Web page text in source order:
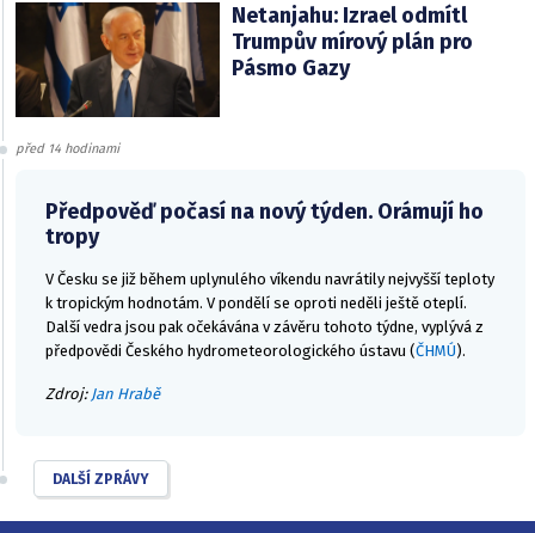
Netanjahu: Izrael odmítl
Trumpův mírový plán pro
Pásmo Gazy
před 14 hodinami
Předpověď počasí na nový týden. Orámují ho
tropy
V Česku se již během uplynulého víkendu navrátily nejvyšší teploty
k tropickým hodnotám. V pondělí se oproti neděli ještě oteplí.
Další vedra jsou pak očekávána v závěru tohoto týdne, vyplývá z
předpovědi Českého hydrometeorologického ústavu (ČHMÚ).
Zdroj: Jan Hrabě
DALŠÍ ZPRÁVY